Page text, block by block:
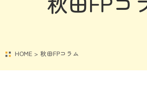
HOME > 秋田FPコラム